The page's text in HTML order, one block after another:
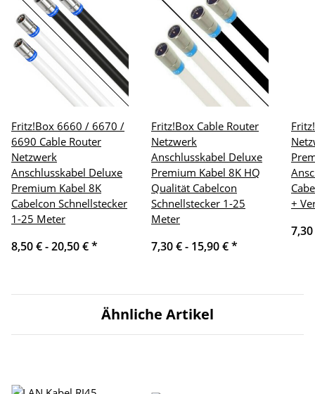
Fritz!Box 6660 / 6670 /
6690 Cable Router
Netzwerk
Anschlusskabel Deluxe
Premium Kabel 8K
Cabelcon Schnellstecker
1-25 Meter
8,50 € -20,50 €*
Fritz!Box Cable Router
Netzwerk
Anschlusskabel Deluxe
Premium Kabel 8K HQ
Qualität Cabelcon
Schnellstecker 1-25
Meter
7,30 € - 15,90 €*
+
Ähnliche Artikel